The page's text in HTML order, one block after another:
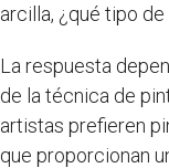
arcilla, ¿qué tipo
La respuesta
de la técnica de
artistas prefieren
que proporcionan